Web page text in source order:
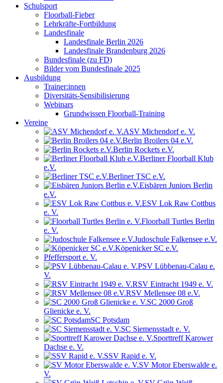
Schulsport
Floorball-Fieber
Lehrkräfte-Fortbildung
Landesfinale
Landesfinale Berlin 2026
Landesfinale Brandenburg 2026
Bundesfinale (zu FD)
Bilder vom Bundesfinale 2025
Ausbildung
Trainer:innen
Diversitäts-Sensibilisierung
Webinars
Grundwissen Floorball-Training
Vereine
ASV Michendorf e. V.
Berlin Broilers 04 e.V.
Berlin Rockets e.V.
Berliner Floorball Klub
e.V.
Berliner TSC e.V.
Eisbären Juniors Berlin
e.V.
ESV Lok Raw Cottbus
e. V.
Floorball Turtles Berlin
e. V.
Judoschule Falkensee e.V.
Köpenicker SC e.V.
Pfeffersport e. V.
PSV Lübbenau-Calau e.
V.
RSV Eintracht 1949 e. V.
RSV Mellensee 08 e.V.
SC 2000 Groß
Glienicke e. V.
SC Potsdam
SC Siemensstadt e. V.
Sporttreff Karower
Dachse e. V.
SSV Rapid e. V.
SV Motor Eberswalde e.
V.